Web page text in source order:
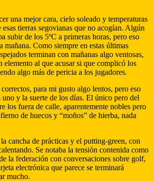
una mejor cara, cielo soleado y temperaturas
tierras segovianas que no acogían. Algún
subir de los 5ºC a primeras horas, pero eso
mañana. Como siempre en estas últimas
terminan con mañanas algo ventosas,
elemento al que acusar si que complicó los
algo más de pericia a los jugadores.
para mi gusto algo lentos, pero eso
uno y la suerte de los días. El único pero del
los fuera de calle, aparentemente nobles pero
de huecos y “moños” de hierba, nada
cancha de prácticas y el putting-green, con
Se notaba la tensión contenida como
la federación con conversaciones sobre golf,
electrónica que parece se terminará
mucho.